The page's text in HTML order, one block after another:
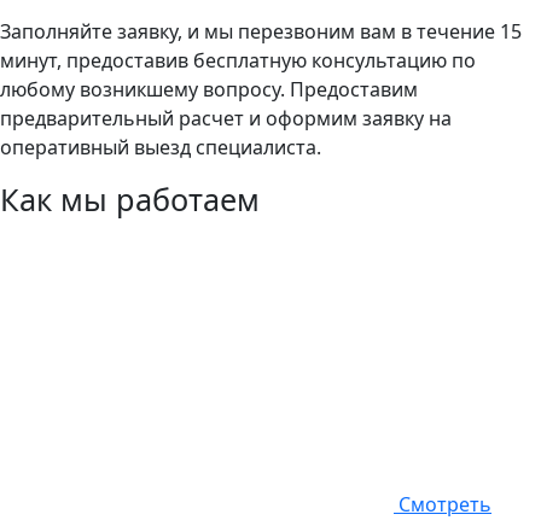
Заполняйте заявку, и мы перезвоним вам в течение 15
минут, предоставив бесплатную консультацию по
любому возникшему вопросу. Предоставим
предварительный расчет и оформим заявку на
оперативный выезд специалиста.
Как мы работаем
Смотреть